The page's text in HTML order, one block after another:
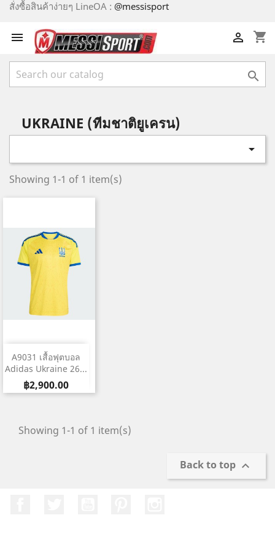
สั่งซื้อสินค้าง่ายๆ LineOA : @messisport
 shopping_cart


UKRAINE (ทีมชาติยูเครน)

Showing 1-1 of 1 item(s)
A9031 เสื้อฟุตบอล
Adidas Ukraine 26...
Price
฿2,900.00
Showing 1-1 of 1 item(s)
Back to top 